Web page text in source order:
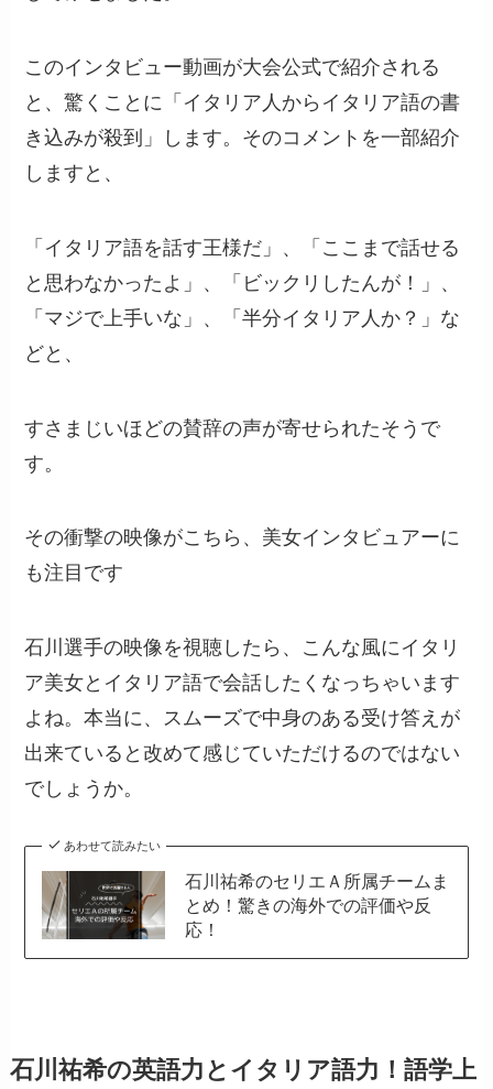
このインタビュー動画が大会公式で紹介される
と、驚くことに「イタリア人からイタリア語の書
き込みが殺到」します。そのコメントを一部紹介
しますと、
「イタリア語を話す王様だ」、「ここまで話せる
と思わなかったよ」、「ビックリしたんが！」、
「マジで上手いな」、「半分イタリア人か？」な
どと、
すさまじいほどの賛辞の声が寄せられたそうで
す。
その衝撃の映像がこちら、美女インタビュアーに
も注目です
石川選手の映像を視聴したら、こんな風にイタリ
ア美女とイタリア語で会話したくなっちゃいます
よね。本当に、スムーズで中身のある受け答えが
出来ていると改めて感じていただけるのではない
でしょうか。
あわせて読みたい
石川祐希のセリエＡ所属チームま
とめ！驚きの海外での評価や反
応！
石川祐希の英語力とイタリア語力！語学上